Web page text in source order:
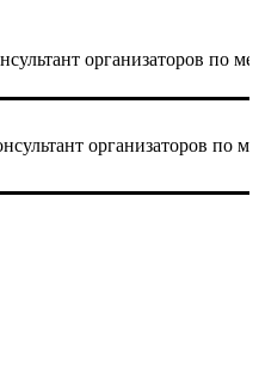
организаторов по
организаторов по